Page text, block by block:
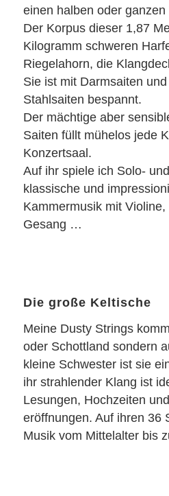
einen halben oder
Der Korpus dieser 1,87
Kilogramm schweren
Riegelahorn, die
Sie ist mit Darmsaiten
Stahlsaiten bespannt.
Der mächtige aber
Saiten füllt mühelos jede
Konzertsaal.
Auf ihr spiele ich Solo-
klassische und
Kammermusik mit
Gesang …
Die große Keltische
Meine Dusty Strings
oder Schottland sondern
kleine Schwester ist sie
ihr strahlender Klang ist
Lesungen, Hochzeiten
eröffnungen. Auf ihren 36
Musik vom Mittelalter bis